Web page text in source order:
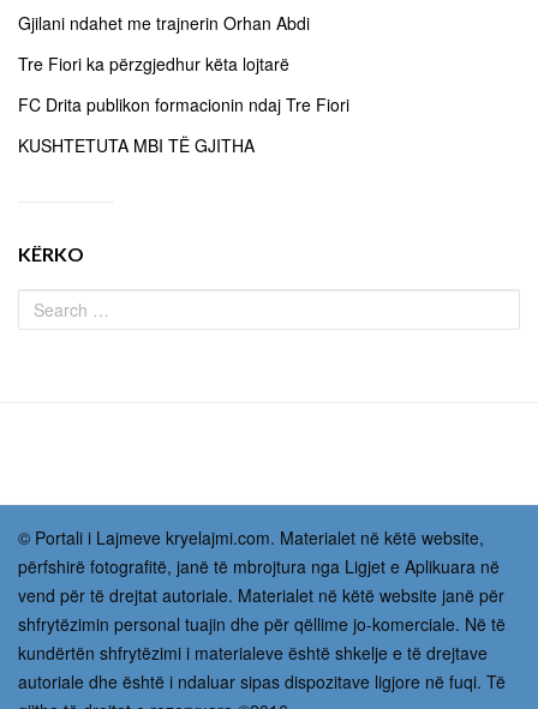
Gjilani ndahet me trajnerin Orhan Abdi
Tre Fiori ka përzgjedhur këta lojtarë
FC Drita publikon formacionin ndaj Tre Fiori
KUSHTETUTA MBI TË GJITHA
KËRKO
© Portali i Lajmeve kryelajmi.com. Materialet në këtë website,
përfshirë fotografitë, janë të mbrojtura nga Ligjet e Aplikuara në
vend për të drejtat autoriale. Materialet në këtë website janë për
shfrytëzimin personal tuajin dhe për qëllime jo-komerciale. Në të
kundërtën shfrytëzimi i materialeve është shkelje e të drejtave
autoriale dhe është i ndaluar sipas dispozitave ligjore në fuqi. Të